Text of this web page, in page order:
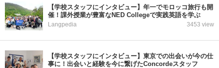
【学校スタッフにインタビュー】年一でモロッコ旅行も開
催！課外授業が豊富なNED Collegeで実践英語を学ぶ
Langpedia 3453 view
【学校スタッフにインタビュー】東京での出会いが今の仕
事に！出会いと経験を今に繋げたConcordeスタッフ